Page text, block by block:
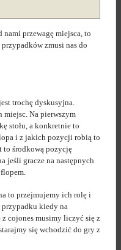
przewagę miejsca, to
zmusi nas do
trochę dyskusyjna.
miejsc. Na pierwszym
stołu, a konkretnie to
i z jakich pozycji robią to
to środkową pozycję
jeśli gracze na następnych
to przejmujemy ich rolę i
kiedy na
cojones musimy liczyć się z
się wchodzić do gry z